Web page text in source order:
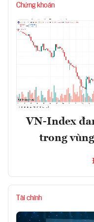
Chứng khoán
VN-Index
trong
Tài chính